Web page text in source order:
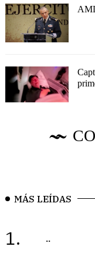
MÁS LEÍDAS
1. ..